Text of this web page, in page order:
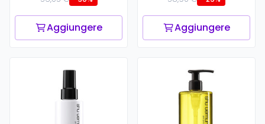
Aggiungere Aggiungere